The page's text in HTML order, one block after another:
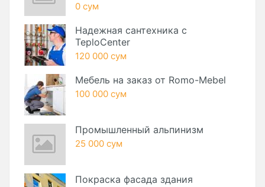
0 сум
Надежная сантехника с
TeploCenter
120 000 сум
Мебель на заказ от Romo-Mebel
100 000 сум
Промышленный альпинизм
25 000 сум
Покраска фасада здания